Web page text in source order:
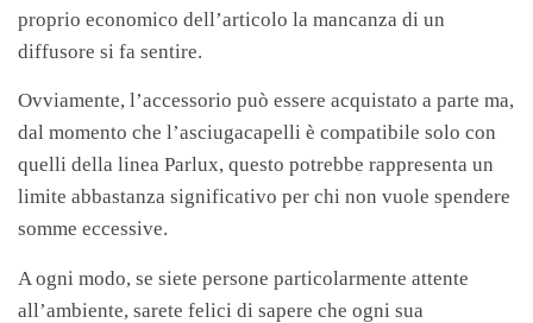
proprio economico dell’articolo la mancanza di un
diffusore si fa sentire.
Ovviamente, l’accessorio può essere acquistato a parte ma,
dal momento che l’asciugacapelli è compatibile solo con
quelli della linea Parlux, questo potrebbe rappresenta un
limite abbastanza significativo per chi non vuole spendere
somme eccessive.
A ogni modo, se siete persone particolarmente attente
all’ambiente, sarete felici di sapere che ogni sua